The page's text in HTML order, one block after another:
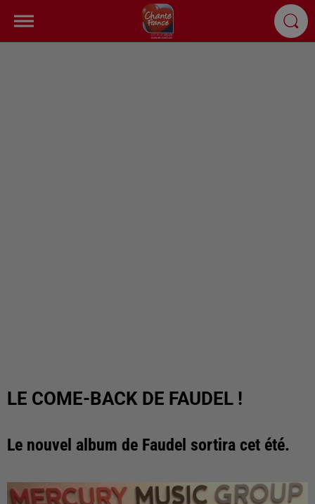
LE COME-BACK DE FAUDEL !
Le nouvel album de Faudel sortira cet été.